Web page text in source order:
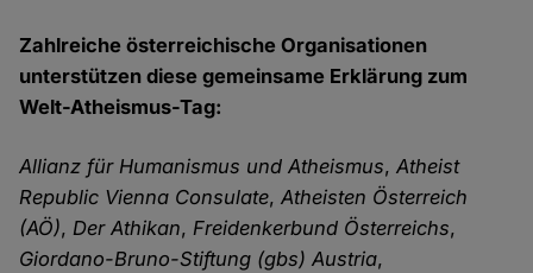
Zahlreiche österreichische Organisationen
unterstützen diese gemeinsame Erklärung zum
Welt-Atheismus-Tag:
Allianz für Humanismus und Atheismus,Atheist
Republic Vienna Consulate,Atheisten Österreich
(AÖ),Der Athikan,Freidenkerbund Österreichs,
Giordano-Bruno-Stiftung (gbs) Austria,